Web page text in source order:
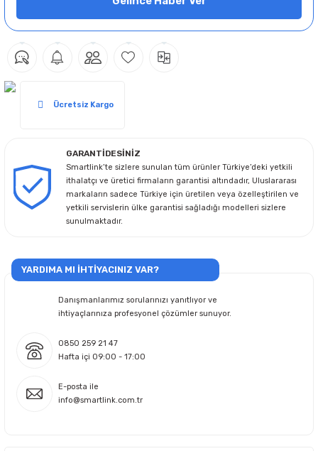
Ücretsiz Kargo
GARANTİDESİNİZ
Smartlink’te sizlere sunulan tüm ürünler Türkiye’deki yetkili
ithalatçı ve üretici firmaların garantisi altındadır, Uluslararası
markaların sadece Türkiye için üretilen veya özelleştirilen ve
yetkili servislerin ülke garantisi sağladığı modelleri sizlere
sunulmaktadır.
YARDIMA MI İHTİYACINIZ VAR?
Danışmanlarımız sorularınızı yanıtlıyor ve
ihtiyaçlarınıza profesyonel çözümler sunuyor.
0850 259 21 47
Hafta içi 09:00 - 17:00
E-posta ile
info@smartlink.com.tr